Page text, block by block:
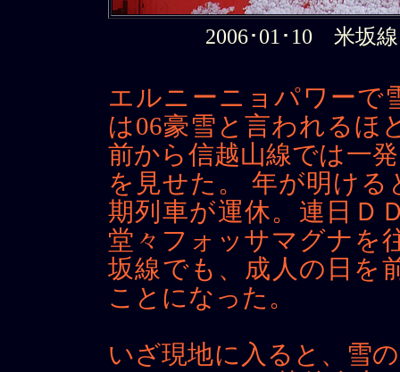
2006･01･10 米坂
エルニーニョパワーで
は06豪雪と言われるほ
前から信越山線では一
を見せた。 年が明け
期列車が運休。連日Ｄ
堂々フォッサマグナを
坂線でも、成人の日を
ことになった。
いざ現地に入ると、雪